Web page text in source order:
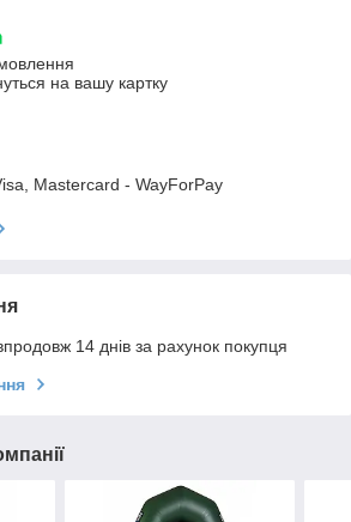
на вашу картку
Mastercard - WayForPay
14 днів за рахунок покупця